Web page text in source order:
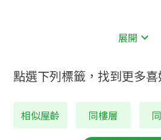
展開
點選下列標籤，找到更多
相似屋齡 同樓層